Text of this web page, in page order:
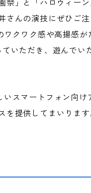
祭」と「ハロウィー
んの演技にぜひご注
クワク感や高揚感が
いただき、遊んでい
スマートフォン向け
提供してまいります